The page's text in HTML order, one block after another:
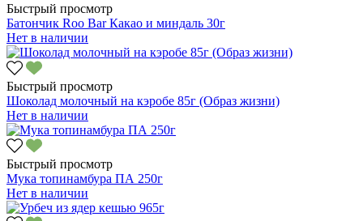
Быстрый просмотр
Батончик Roo Bar Какао и миндаль 30г
Нет в наличии
Быстрый просмотр
Шоколад молочный на кэробе 85г (Образ жизни)
Нет в наличии
Быстрый просмотр
Мука топинамбура ПА 250г
Нет в наличии